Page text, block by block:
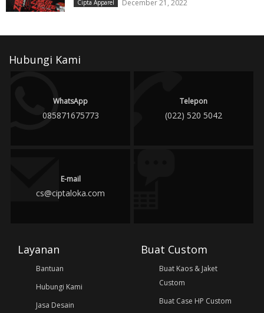
Cipta Apparel December 21, 2022
Hubungi Kami
WhatsApp
085871675773
Telepon
(022) 520 5042
E-mail
cs@ciptaloka.com
Layanan
Bantuan
Hubungi Kami
Jasa Desain
Buat Custom
Buat Kaos & Jaket
Custom
Buat Case HP Custom